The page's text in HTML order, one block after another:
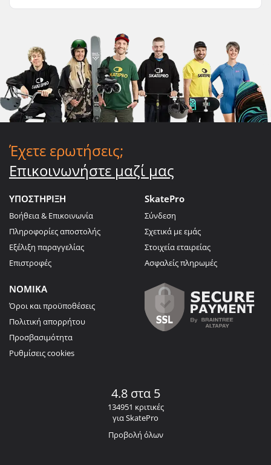
Έχετε ερωτήσεις;
Επικοινωνήστε μαζί μας
ΥΠΟΣΤΗΡΙΞΗ
Βοήθεια & Επικοινωνία
Πληροφορίες αποστολής
Εξέλιξη παραγγελίας
Επιστροφές
SkatePro
Σύνδεση
Σχετικά με εμάς
Στοιχεία εταιρείας
Ασφαλείς πληρωμές
ΝΟΜΙΚΑ
Όροι και προϋποθέσεις
Πολιτική απορρήτου
Προσβασιμότητα
Ρυθμίσεις cookies
4.8 στα 5
134951 κριτικές
για SkatePro
Προβολή όλων